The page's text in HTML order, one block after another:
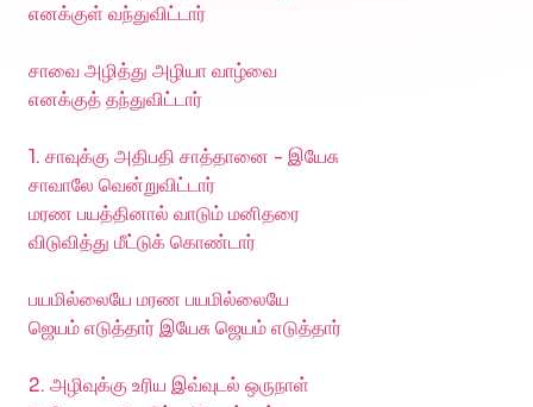
எனக்குள் வந்துவிட்டார்
சாவை அழித்து அழியா வாழ்வை
எனக்குத் தந்துவிட்டார்
1. சாவுக்கு அதிபதி சாத்தானை - இயேசு
சாவாலே வென்றுவிட்டார்
மரண பயத்தினால் வாடும் மனிதரை
விடுவித்து மீட்டுக் கொண்டார்
பயமில்லையே மரண பயமில்லையே
ஜெயம் எடுத்தார் இயேசு ஜெயம் எடுத்தார்
2. அழிவுக்கு உரிய இவ்வுடல் ஒருநாள்